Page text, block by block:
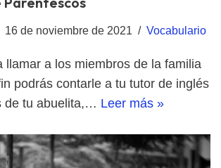
16 de noviembre de 2021 Vocabulario
llamar a los miembros de la familia
podrás contarle a tu tutor de inglés
de tu abuelita,… Leer más »